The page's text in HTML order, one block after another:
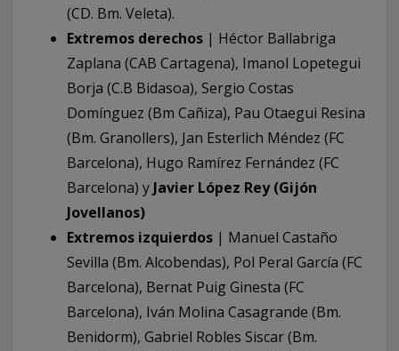
(CD. Bm. Veleta).
Extremos derechos | Héctor Ballabriga
Zaplana (CAB Cartagena), Imanol Lopetegui
Borja (C.B Bidasoa), Sergio Costas
Domínguez (Bm Cañiza), Pau Otaegui Resina
(Bm. Granollers), Jan Esterlich Méndez (FC
Barcelona), Hugo Ramírez Fernández (FC
Barcelona) y Javier López Rey (Gijón
Jovellanos)
Extremos izquierdos | Manuel Castaño
Sevilla (Bm. Alcobendas), Pol Peral García (FC
Barcelona), Bernat Puig Ginesta (FC
Barcelona), Iván Molina Casagrande (Bm.
Benidorm), Gabriel Robles Siscar (Bm.